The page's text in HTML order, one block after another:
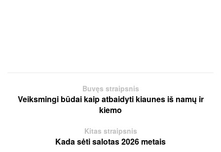
Buvęs straipsnis
Veiksmingi būdai kaip atbaidyti kiaunes iš namų ir
kiemo
Kitas straipsnis
Kada sėti salotas 2026 metais